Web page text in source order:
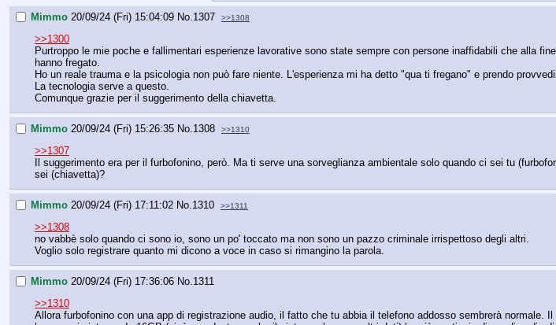
Mimmo 20/09/24 (Fri) 15:04:09 No.1307 >>1308
>>1300
Purtroppo le mie poche e fallimentari esperienze lavorative sono state sempre con persone inaffidabili che alla
hanno fregato.
Ho un reale trauma e la psicologia non può fare niente. L'esperienza mi ha detto "qua ti fregano" e prendo
La tecnologia serve a questo.
Comunque grazie per il suggerimento della chiavetta.
Mimmo 20/09/24 (Fri) 15:26:35 No.1308 >>1310
>>1307
Il suggerimento era per il furbofonino, però. Ma ti serve una sorveglianza ambientale solo quando ci sei tu
sei (chiavetta)?
Mimmo 20/09/24 (Fri) 17:11:02 No.1310 >>1311
>>1308
no vabbè solo quando ci sono io, sono un po' toccato ma non sono un pazzo criminale irrispettoso degli altri.
Voglio solo registrare quanto mi dicono a voce in caso si rimangino la parola.
Mimmo 20/09/24 (Fri) 17:36:06 No. 1311
>>1310
Allora furbofonino con una app di registrazione audio, il fatto che tu abbia il telefono addosso sembrerà normale.